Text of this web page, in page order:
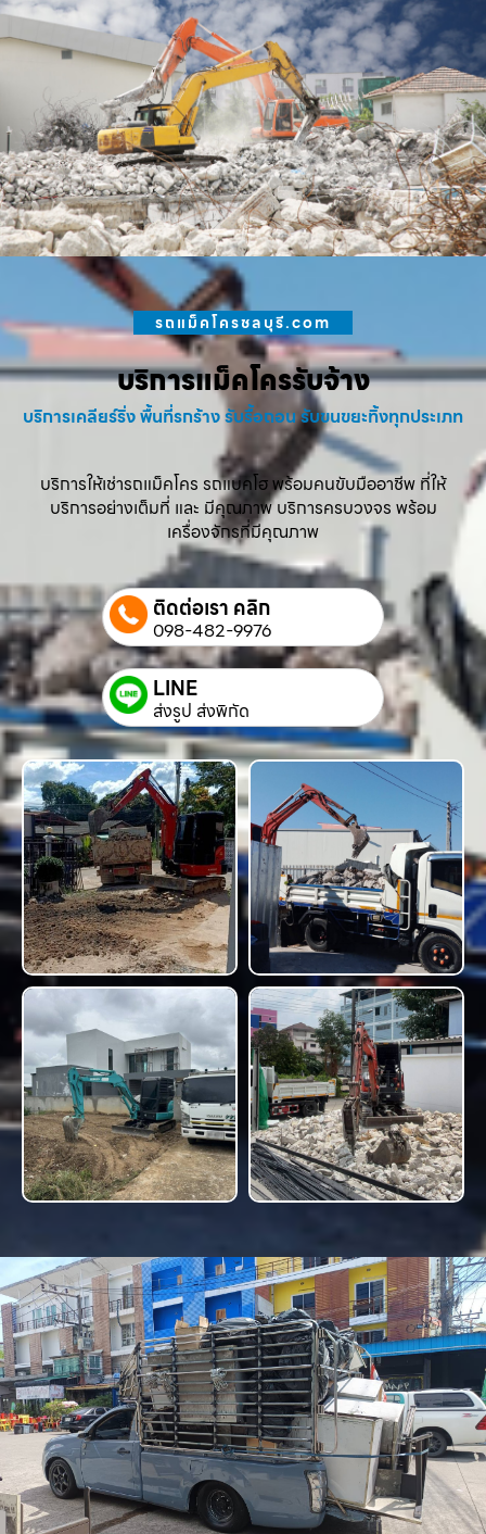
รถแม็คโครชลบุรี.com
บริการแม็คโครรับจ้าง
บริการเคลียร์ริ่ง พื้นที่รกร้าง รับรื้อถอน รับขนขยะทิ้งทุกประเภท
บริการให้เช่ารถแม็คโคร รถแบคโฮ พร้อมคนขับมืออาชีพ ที่ให้
บริการอย่างเต็มที่ และ มีคุณภาพ บริการครบวงจร พร้อม
เครื่องจักรที่มีคุณภาพ
ติดต่อเรา คลิก
098-482-9976
LINE
ส่งรูป ส่งพิกัด